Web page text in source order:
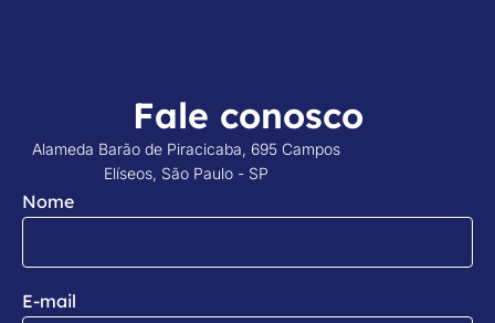
Fale conosco
Alameda Barão de Piracicaba, 695 Campos
Elíseos, São Paulo - SP
Nome
E-mail